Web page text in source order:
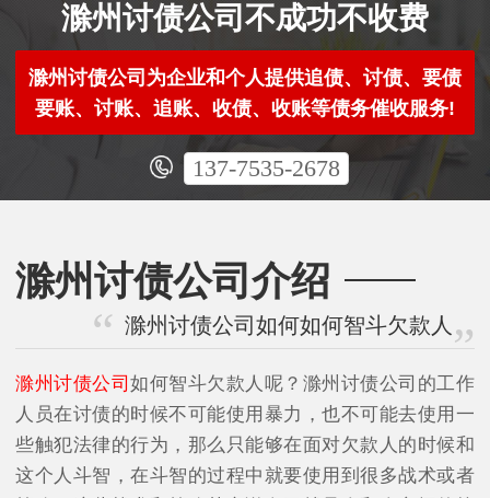
滁州讨债公司不成功不收费
滁州讨债公司为企业和个人提供追债、讨债、要债
要账、讨账、追账、收债、收账等债务催收服务!
137-7535-2678
滁州讨债公司介绍
滁州讨债公司如何如何智斗欠款人
滁州讨债公司如何智斗欠款人呢？滁州讨债公司的工作
人员在讨债的时候不可能使用暴力，也不可能去使用一
些触犯法律的行为，那么只能够在面对欠款人的时候和
这个人斗智，在斗智的过程中就要使用到很多战术或者